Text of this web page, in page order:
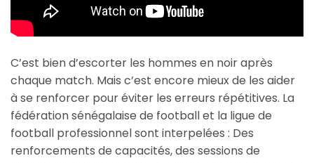
C’est bien d’escorter les hommes en noir après
chaque match. Mais c’est encore mieux de les aider
à se renforcer pour éviter les erreurs répétitives. La
fédération sénégalaise de football et la ligue de
football professionnel sont interpelées : Des
renforcements de capacités, des sessions de